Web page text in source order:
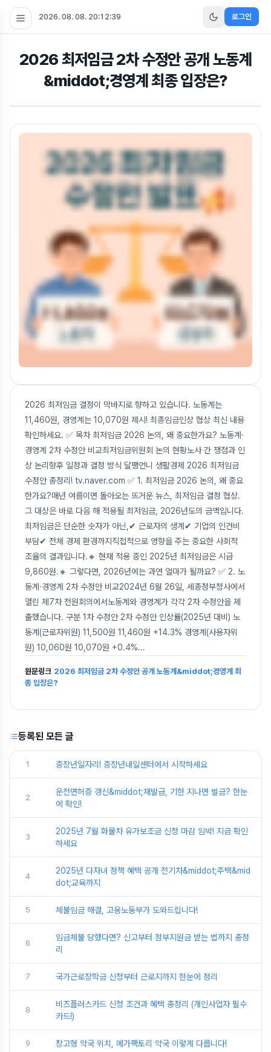
2026. 08. 08. 20:12:40 로그인
2026 최저임금 2차 수정안 공개 노동계
&middot;경영계 최종 입장은?
2026 최저임금 결정이 막바지로 향하고 있습니다. 노동계는
11,460원, 경영계는 10,070원 제시! 최종임금인상 협상 최신 내용
확인하세요. ✅ 목차 최저임금 2026 논의, 왜 중요한가요? 노동계·
경영계 2차 수정안 비교최저임금위원회 논의 현황노사 간 쟁점과 인
상 논리향후 일정과 결정 방식 달팽언니 생활경제 2026 최저임금
수정안 총정리! tv.naver.com ✅ 1. 최저임금 2026 논의, 왜 중요
한가요?매년 여름이면 돌아오는 뜨거운 뉴스, 최저임금 결정 협상.
그 대상은 바로 다음 해 적용될 최저임금, 2026년도의 금액입니다.
최저임금은 단순한 숫자가 아닌,✔ 근로자의 생계✔ 기업의 인건비
부담✔ 전체 경제 환경까지직접적으로 영향을 주는 중요한 사회적
조율의 결과입니다.🔸 현재 적용 중인 2025년 최저임금은 시급
9,860원.🔸 그렇다면, 2026년에는 과연 얼마가 될까요? ✅ 2. 노
동계·경영계 2차 수정안 비교2024년 6월 26일, 세종정부청사에서
열린 제7차 전원회의에서노동계와 경영계가 각각 2차 수정안을 제
출했습니다. 구분 1차 수정안 2차 수정안 인상률(2025년 대비) 노
동계(근로자위원) 11,500원 11,460원 +14.3% 경영계(사용자위
원) 10,060원 10,070원 +0.4%...
원문링크 2026 최저임금 2차 수정안 공개 노동계&middot;경영계 최
종 입장은?
등록된 모든 글
1 중장년일자리! 중장년내일센터에서 시작하세요
2
운전면허증 갱신&middot;재발급, 기한 지나면 벌금? 한눈
에 확인!
3
2025년 7월 화물차 유가보조금 신청 마감 임박! 지금 확인
하세요
4
2025년 다자녀 정책 혜택 공개 전기차&middot;주택&mid
dot;교육까지
5 체불임금 해결, 고용노동부가 도와드립니다!
6
임금체불 당했다면? 신고부터 정부지원금 받는 법까지 총정
리
7 국가근로장학금 신청부터 근로지까지 한눈에 정리
8
비즈플러스카드 신청 조건과 혜택 총정리 (개인사업자 필수
카드!)
9 창고형 약국 위치, 메가팩토리 약국 이렇게 다릅니다!